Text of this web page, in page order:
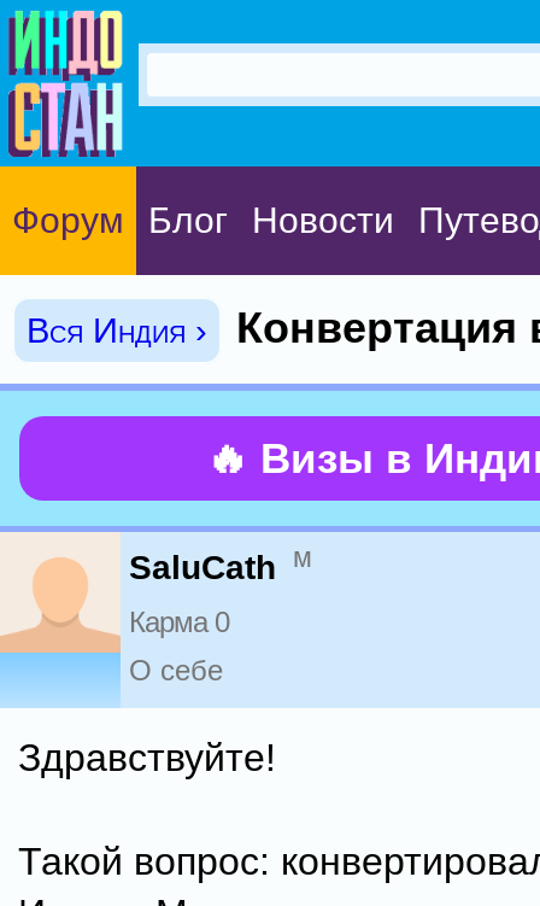
Форум Блог Новости
Вся Индия › Конвертация
🔥 Визы в
SaluCath м
Карма 0
О себе
Здравствуйте!
Такой вопрос: